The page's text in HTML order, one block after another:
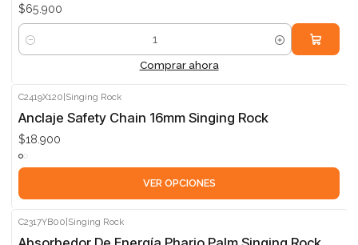
$65.900
Cantidad
Comprar ahora
C2419X120 Singing Rock
Anclaje Safety Chain 16mm Singing Rock
$18.900
VER OPCIONES
C2317YB00 Singing Rock